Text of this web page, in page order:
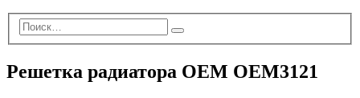
Решетка радиатора OEM OEM3121